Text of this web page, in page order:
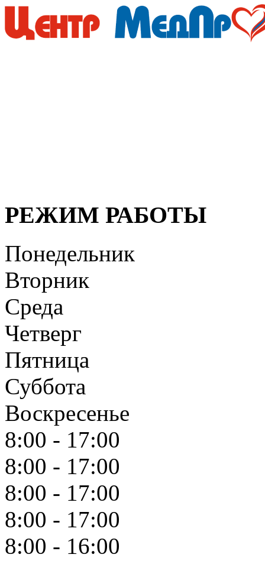
РЕЖИМ РАБОТЫ
Понедельник
Вторник
Среда
Четверг
Пятница
Суббота
Воскресенье
8:00 - 17:00
8:00 - 17:00
8:00 - 17:00
8:00 - 17:00
8:00 - 16:00